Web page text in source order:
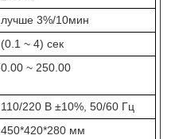
лучше 3%/10мин
(0.1 ~ 4) сек
0.00 ~ 250.00
110/220 В ±10%, 50/60 Гц
450*420*280 мм